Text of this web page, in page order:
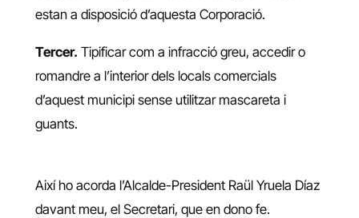
estan a disposició d’aquesta Corporació.
Tercer. Tipificar com a infracció greu, accedir o
romandre a l’interior dels locals comercials
d’aquest municipi sense utilitzar mascareta i
guants.
Així ho acorda l’Alcalde-President Raül Yruela Díaz
davant meu, el Secretari, que en dono fe.